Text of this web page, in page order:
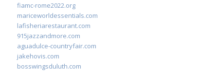
fiamc-rome2022.org
mariceworldessentials.com
lafisheriarestaurant.com
915jazzandmore.com
aguadulce-countryfair.com
jakehovis.com
bosswingsduluth.com